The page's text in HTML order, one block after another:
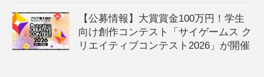
【公募情報】大賞賞金100万円！学生
向け創作コンテスト「サイゲームス ク
リエイティブコンテスト2026」が開催